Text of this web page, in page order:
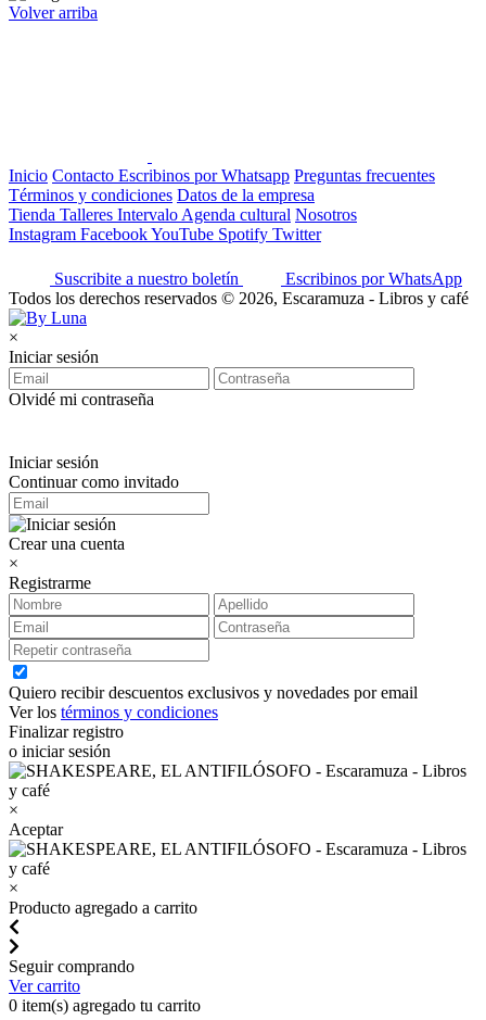
Volver arriba
Inicio Contacto Escribinos por Whatsapp Preguntas frecuentes
Términos y condiciones Datos de la empresa
Tienda Talleres Intervalo Agenda cultural Nosotros
Instagram FacebookYouTube Spotify Twitter
Suscribite a nuestro boletín
Escribinos por WhatsApp
Todos los derechos reservados © 2026, Escaramuza - Libros y café
×
Iniciar sesión
Olvidé mi contraseña
Iniciar sesión
Continuar como invitado
Crear una cuenta
×
Registrarme
Quiero recibir descuentos exclusivos y novedades por email
Ver los términos y condiciones
Finalizar registro
o iniciar sesión
×
Aceptar
×
Producto agregado a carrito
Seguir comprando
Ver carrito
0 item(s) agregado tu carrito